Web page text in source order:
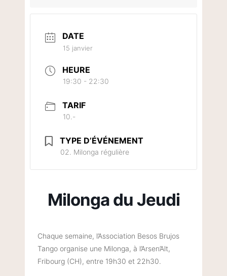
DATE
15 janvier
HEURE
19:30 - 22:30
TARIF
10.-
TYPE D’ÉVÉNEMENT
02. Milonga régulière
Milonga du Jeudi
Chaque semaine, l’Association Besos Brujos
Tango organise une Milonga, à l’Arsen’Alt,
Fribourg (CH), entre 19h30 et 22h30.